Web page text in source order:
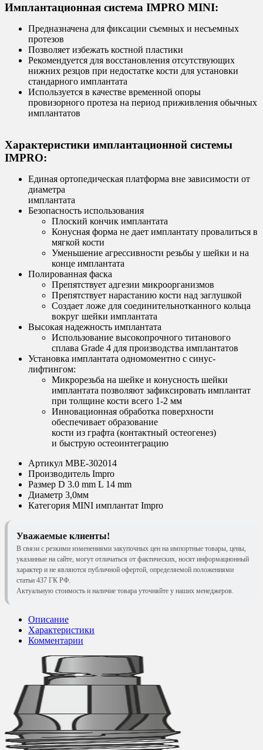
Имплантационная система IMPRO MINI:
Предназначена для фиксации съемных и несъемных
протезов
Позволяет избежать костной пластики
Рекомендуется для восстановления отсутствующих
нижних резцов при недостатке кости для установки
стандарного имплантата
Используется в качестве временной опоры
провизорного протеза на период приживления обычных
имплантатов
Характеристики имплантационной системы
IMPRO:
Единая ортопедическая платформа вне зависимости от
диаметра
имплантата
Безопасность использования
Плоский кончик имплантата
Конусная форма не дает имплантату провалиться в
мягкой кости
Уменьшение агрессивности резьбы у шейки и на
конце имплантата
Полированная фаска
Препятствует адгезии микроорганизмов
Препятствует нарастанию кости над заглушкой
Создает ложе для соединительнотканного кольца
вокруг шейки имплантата
Высокая надежность имплантата
Использование высокопрочного титанового
сплава Grade 4 для производства имплантатов
Установка имплантата одномоментно с синус-
лифтингом:
Микрорезьба на шейке и конусность шейки
имплантата позволяют зафиксировать имплантат
при толщине кости всего 1-2 мм
Инновационная обработка поверхности
обеспечивает образование
кости из графта (контактный остеогенез)
и быструю остеоинтеграцию
Артикул MBE-302014
Производитель Impro
Размер D 3.0 mm L 14 mm
Диаметр 3,0мм
Категория MINI имплантат Impro
Уважаемые клиенты!
В связи с резкими изменениями закупочных цен на импортные товары, цены,
указанные на сайте, могут отличаться от фактических, носят информационный
характер и не являются публичной офертой, определяемой положениями
статьи 437 ГК РФ.
Актуальную стоимость и наличие товара уточняйте у наших менеджеров.
Описание
Характеристики
Комментарии